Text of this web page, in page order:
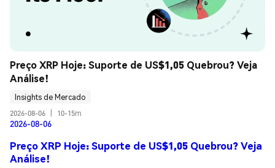
Preço XRP Hoje: Suporte de US$1,05 Quebrou? Veja
Análise!
Insights de Mercado
2026-08-06
10-15m
2026-08-06
Preço XRP Hoje: Suporte de US$1,05 Quebrou? Veja
Análise!